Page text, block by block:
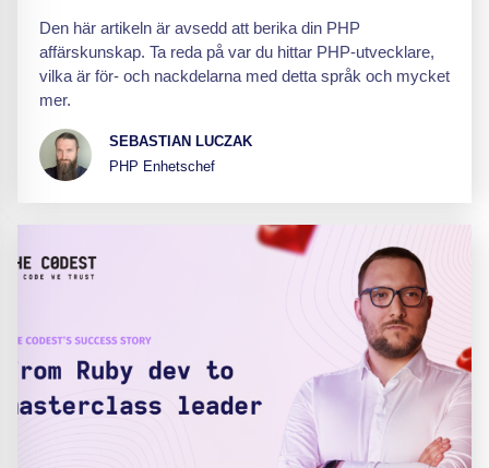
Den här artikeln är avsedd att berika din PHP
affärskunskap. Ta reda på var du hittar PHP-utvecklare,
vilka är för- och nackdelarna med detta språk och mycket
mer.
SEBASTIAN LUCZAK
PHP Enhetschef